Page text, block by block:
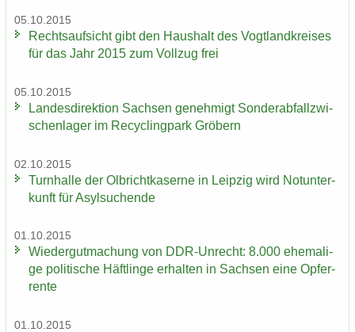
05.10.2015
Rechts­auf­sicht gibt den Haus­halt des Vogt­land­krei­ses
für das Jahr 2015 zum Voll­zug frei
05.10.2015
Lan­des­di­rek­ti­on Sach­sen ge­neh­migt Son­der­ab­fall­zwi­
schen­la­ger im Re­cy­cling­park Grö­bern
02.10.2015
Turn­hal­le der Ol­bricht­ka­ser­ne in Leip­zig wird Not­un­ter­
kunft für Asyl­su­chen­de
01.10.2015
Wie­der­gut­ma­chung von DDR-​Unrecht: 8.000 ehe­ma­li­
ge po­li­ti­sche Häft­lin­ge er­hal­ten in Sach­sen eine Op­fer­
ren­te
01.10.2015